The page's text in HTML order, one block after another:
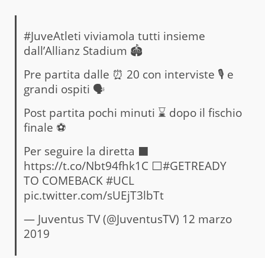
#JuveAtleti viviamola tutti insieme
dall’Allianz Stadium 🏟️
Pre partita dalle ⏰ 20 con interviste 🎙️ e
grandi ospiti 🗣️
Post partita pochi minuti ⌛️ dopo il fischio
finale ⚽️
Per seguire la diretta ⬛️
https://t.co/Nbt94fhk1C ⬜️#GETREADY
TO COMEBACK#UCL
pic.twitter.com/sUEjT3lbTt
— Juventus TV (@JuventusTV) 12 marzo
2019